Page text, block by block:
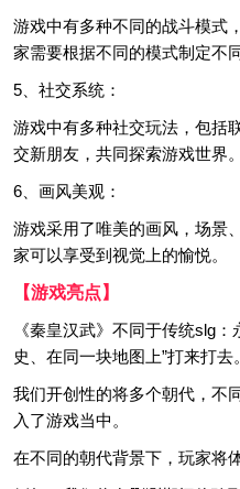
游戏中有多种不同的战斗模式
家需要根据不同的模式制定不
5、社交系统：
游戏中有多种社交玩法，包括
交新朋友，共同探索游戏世界。
6、画风美观：
游戏采用了唯美的画风，场景
家可以享受到视觉上的愉悦。
【游戏亮点】
《秦皇汉武》不同于传统slg
史、在同一块地图上”打来打去。
我们开创性的将多个朝代，不
入了游戏当中。
在不同的朝代背景下，玩家将